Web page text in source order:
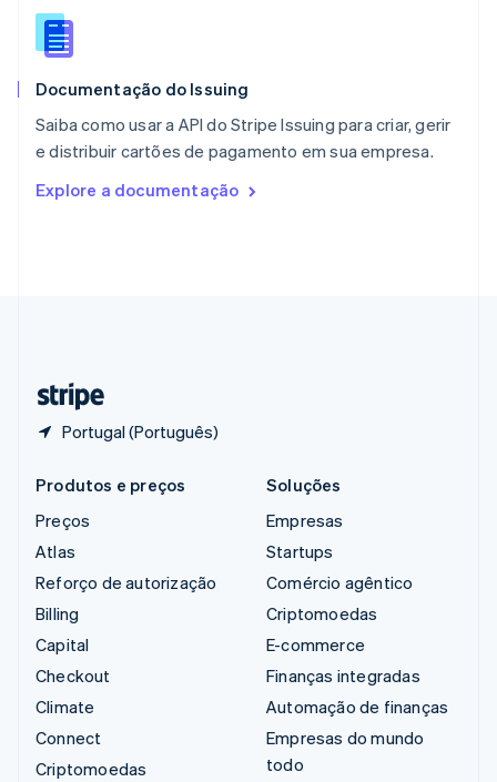
Documentação do Issuing
Saiba como usar a API do Stripe Issuing para criar, gerir
e distribuir cartões de pagamento em sua empresa.
Explore a documentação
Portugal (Português)
Português
RAE de Hong Kong, China
Reino Unido
República Tcheca
English
English
Produtos e preços
Preços
Atlas
Reforço de autorização
Billing
Capital
Checkout
Climate
Connect
Criptomoedas
Soluções
Empresas
Startups
Comércio agêntico
Criptomoedas
E-commerce
Finanças integradas
Automação de finanças
Empresas do mundo
todo